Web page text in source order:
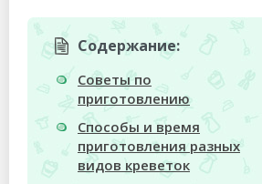
Содержание:
Советы по
приготовлению
Способы и время
приготовления разных
видов креветок